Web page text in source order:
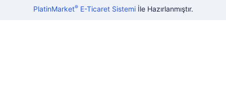
PlatinMarket®E-Ticaret Sistemiİle Hazırlanmıştır.